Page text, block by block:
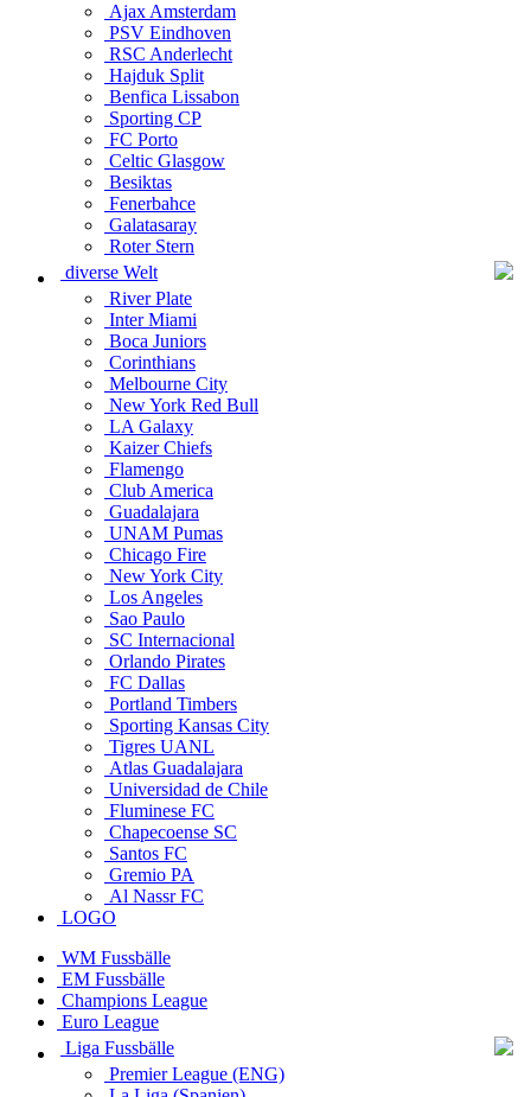
Ajax Amsterdam
PSV Eindhoven
RSC Anderlecht
Hajduk Split
Benfica Lissabon
Sporting CP
FC Porto
Celtic Glasgow
Besiktas
Fenerbahce
Galatasaray
Roter Stern
diverse Welt
River Plate
Inter Miami
Boca Juniors
Corinthians
Melbourne City
New York Red Bull
LA Galaxy
Kaizer Chiefs
Flamengo
Club America
Guadalajara
UNAM Pumas
Chicago Fire
New York City
Los Angeles
Sao Paulo
SC Internacional
Orlando Pirates
FC Dallas
Portland Timbers
Sporting Kansas City
Tigres UANL
Atlas Guadalajara
Universidad de Chile
Fluminese FC
Chapecoense SC
Santos FC
Gremio PA
Al Nassr FC
LOGO
WM Fussbälle
EM Fussbälle
Champions League
Euro League
Liga Fussbälle
Premier League (ENG)